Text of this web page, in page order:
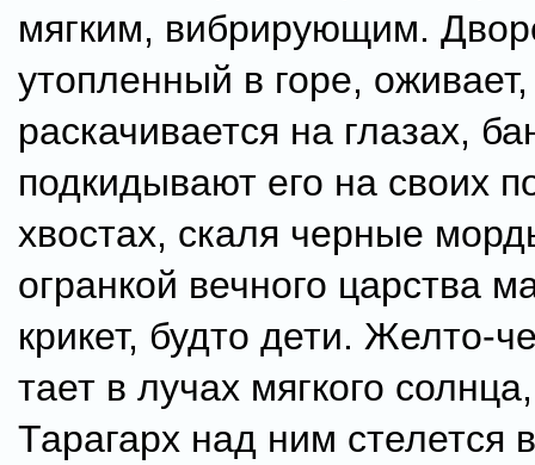
мягким, вибрирующим.
утопленный в горе, оживает,
раскачивается на глазах,
подкидывают его на своих
хвостах, скаля черные
огранкой вечного царства
крикет, будто дети. Желто-
тает в лучах мягкого
Тарагарх над ним стелется